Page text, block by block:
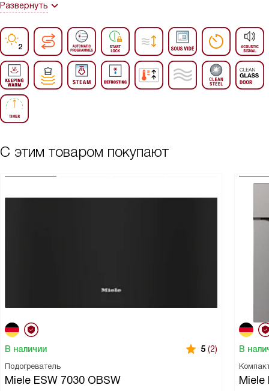
Развернуть
С этим товаром покупают
В наличии 5 (2)
Подогреватель
Miele ESW 7030 OBSW
В
Miele